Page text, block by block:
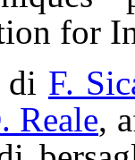
for
di F.
Reale,